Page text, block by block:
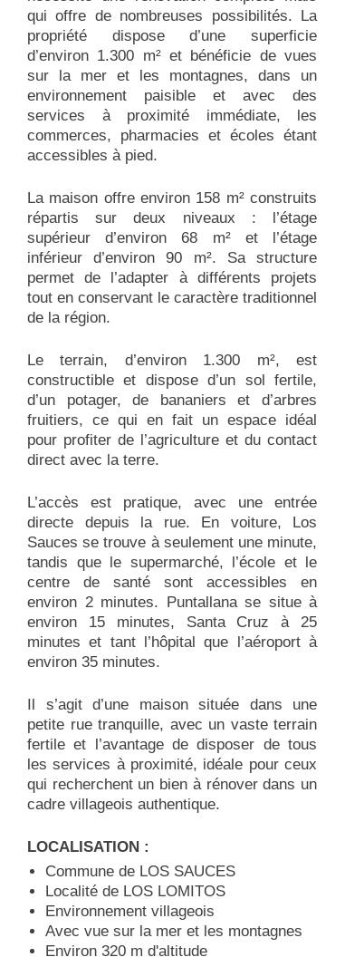
qui offre de nombreuses possibilités. La
propriété dispose d’une superficie
d’environ 1.300 m² et bénéficie de vues
sur la mer et les montagnes, dans un
environnement paisible et avec des
services à proximité immédiate, les
commerces, pharmacies et écoles étant
accessibles à pied.
La maison offre environ 158 m² construits
répartis sur deux niveaux : l’étage
supérieur d’environ 68 m² et l’étage
inférieur d’environ 90 m². Sa structure
permet de l’adapter à différents projets
tout en conservant le caractère traditionnel
de la région.
Le terrain, d’environ 1.300 m², est
constructible et dispose d’un sol fertile,
d’un potager, de bananiers et d’arbres
fruitiers, ce qui en fait un espace idéal
pour profiter de l’agriculture et du contact
direct avec la terre.
L’accès est pratique, avec une entrée
directe depuis la rue. En voiture, Los
Sauces se trouve à seulement une minute,
tandis que le supermarché, l’école et le
centre de santé sont accessibles en
environ 2 minutes. Puntallana se situe à
environ 15 minutes, Santa Cruz à 25
minutes et tant l’hôpital que l’aéroport à
environ 35 minutes.
Il s’agit d’une maison située dans une
petite rue tranquille, avec un vaste terrain
fertile et l’avantage de disposer de tous
les services à proximité, idéale pour ceux
qui recherchent un bien à rénover dans un
cadre villageois authentique.
LOCALISATION :
Commune de LOS SAUCES
Localité de LOS LOMITOS
Environnement villageois
Avec vue sur la mer et les montagnes
Environ 320 m d'altitude